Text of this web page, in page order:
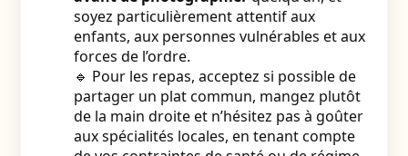
soyez particulièrement attentif aux
enfants, aux personnes vulnérables et aux
forces de l’ordre.
🔹 Pour les repas, acceptez si possible de
partager un plat commun, mangez plutôt
de la main droite et n’hésitez pas à goûter
aux spécialités locales, en tenant compte